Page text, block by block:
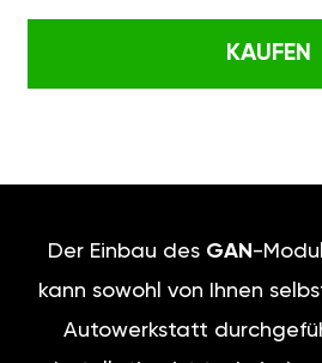
KAUFEN
Der Einbau des GAN -
kann sowohl von Ihnen
Autowerkstatt